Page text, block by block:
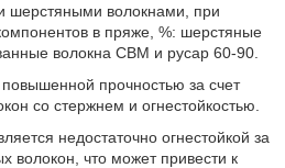
шерстяными волокнами, при
в пряже, %: шерстяные
волокна СВМ и русар 60-90.
прочностью за счет
со стержнем и огнестойкостью.
недостаточно огнестойкой за
волокон, что может привести к